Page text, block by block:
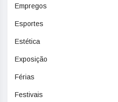
Empregos
Esportes
Estética
Exposição
Férias
Festivais